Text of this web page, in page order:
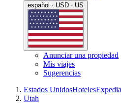
español · USD · US
Anunciar una propiedad
Mis viajes
Sugerencias
Estados UnidosHoteles
Utah